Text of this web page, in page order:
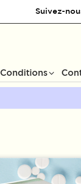
Suivez-
Conditions